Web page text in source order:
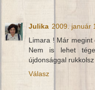
Julika 2009. január
Limara ! Már megint
Nem is lehet
újdonsággal rukkolsz
Válasz